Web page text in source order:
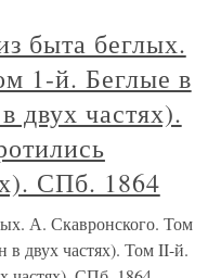
быта беглых.
1-й. Беглые в
двух частях).
СПб. 1864
А. Скавронского. Том
в двух частях). Том II-й.